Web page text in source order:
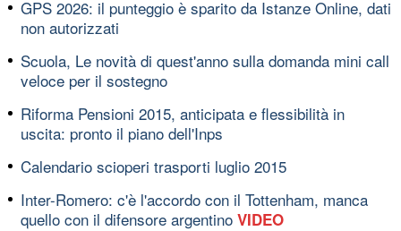
GPS 2026: il punteggio è sparito da Istanze Online, dati
non autorizzati
Scuola, Le novità di quest'anno sulla domanda mini call
veloce per il sostegno
Riforma Pensioni 2015, anticipata e flessibilità in
uscita: pronto il piano dell'Inps
Calendario scioperi trasporti luglio 2015
Inter-Romero: c'è l'accordo con il Tottenham, manca
quello con il difensore argentino VIDEO